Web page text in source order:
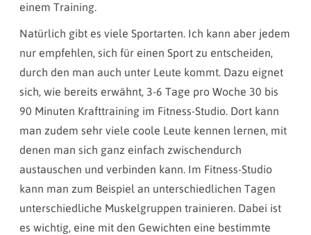
einem Training.
Natürlich gibt es viele Sportarten. Ich kann aber jedem
nur empfehlen, sich für einen Sport zu entscheiden,
durch den man auch unter Leute kommt. Dazu eignet
sich, wie bereits erwähnt, 3-6 Tage pro Woche 30 bis
90 Minuten Krafttraining im Fitness-Studio. Dort kann
man zudem sehr viele coole Leute kennen lernen, mit
denen man sich ganz einfach zwischendurch
austauschen und verbinden kann. Im Fitness-Studio
kann man zum Beispiel an unterschiedlichen Tagen
unterschiedliche Muskelgruppen trainieren. Dabei ist
es wichtig, eine mit den Gewichten eine bestimmte